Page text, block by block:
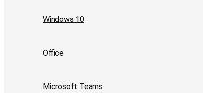
Windows 10
Office
Microsoft Teams